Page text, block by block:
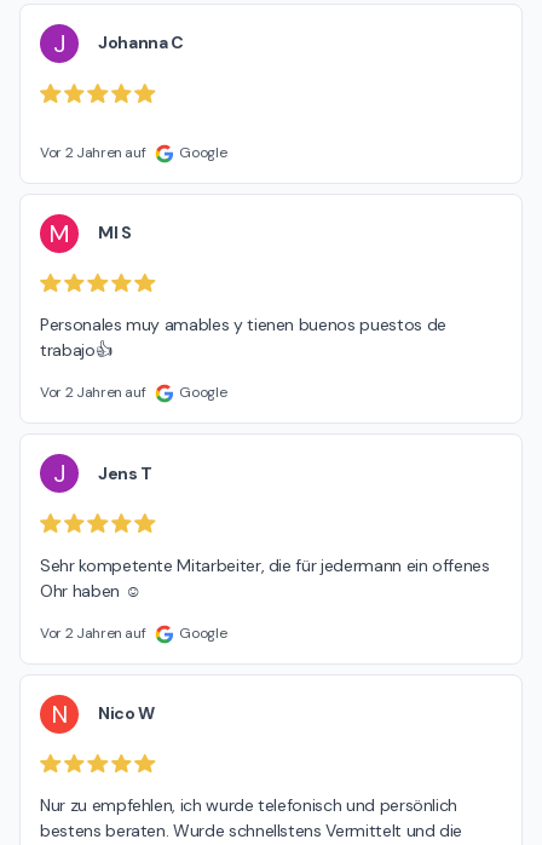
J Johanna C
Vor 2 Jahren auf Google
M MI S
Personales muy amables y tienen buenos puestos de
trabajo👍
Vor 2 Jahren auf Google
J Jens T
Sehr kompetente Mitarbeiter, die für jedermann ein offenes
Ohr haben ☺️
Vor 2 Jahren auf Google
N Nico W
Nur zu empfehlen, ich wurde telefonisch und persönlich
bestens beraten. Wurde schnellstens Vermittelt und die